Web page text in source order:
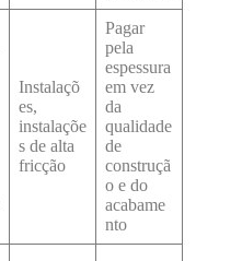
Instalaçõ
es,
instalaçõe
s de alta
fricção
Pagar
pela
espessura
em vez
da
qualidade
de
construçã
o e do
acabame
nto